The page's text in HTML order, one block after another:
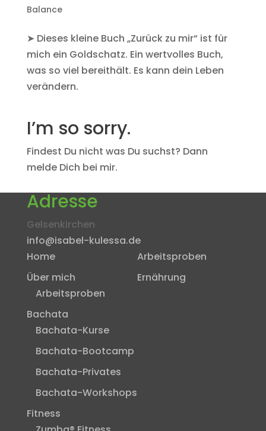
Balance
➤ Dieses kleine Buch „Zurück zu mir“ ist für
mich ein Goldschatz. Ein wertvolles Buch,
was so viel bereithält. Es kann dein Leben
verändern.
I’m so sorry.
Findest Du nicht was Du suchst? Dann
melde Dich bei mir.
Adresse
Gelsenkirchen
info@isabel-kulessa.de
Home
Über mich
Arbeitsproben
Bachata
Bachata-Kurse
Bachata-Bootcamp
Bachata-Privates
Bachata-Workshops
Fitness
Arbeitsproben
Ernährung